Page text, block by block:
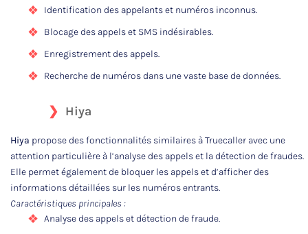
Identification des appelants et numéros inconnus.
Blocage des appels et SMS indésirables.
Enregistrement des appels.
Recherche de numéros dans une vaste base de données.
Hiya
Hiya propose des fonctionnalités similaires à Truecaller avec une
attention particulière à l’analyse des appels et la détection de fraudes.
Elle permet également de bloquer les appels et d’afficher des
informations détaillées sur les numéros entrants.
Caractéristiques principales :
Analyse des appels et détection de fraude.